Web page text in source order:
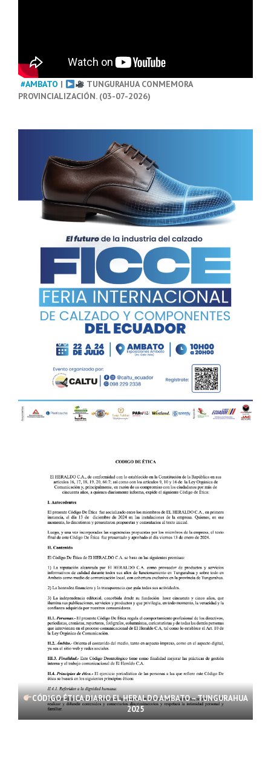
#AMBATO |
TUNGURAHUA CONMEMORA
PROVINCIALIZACIÓN. (03-07-2026)
CÓDIGO ÉTICA DIARIO EL HERALDO AMBATO – TUNGURAHUA
2025